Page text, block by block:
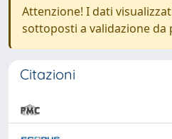
Attenzione! I dati
sottoposti a validazione da
Citazioni